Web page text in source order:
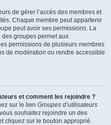
de gérer l’accès des membres et
Chaque membre peut appartenir
peut avoir ses permissions. La
des groupes permet aux
permissions de plusieurs membres
de modération ou rendre accessible
et comment les rejoindre ?
sur le lien Groupes d’utilisateurs
souhaitez rejoindre un des
cliquez sur le bouton approprié.